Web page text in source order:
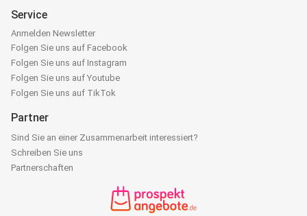
Service
Anmelden Newsletter
Folgen Sie uns auf Facebook
Folgen Sie uns auf Instagram
Folgen Sie uns auf Youtube
Folgen Sie uns auf TikTok
Partner
Sind Sie an einer Zusammenarbeit interessiert?
Schreiben Sie uns
Partnerschaften